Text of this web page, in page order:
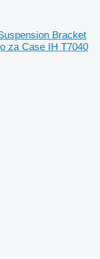
Bracket
za Case IH T7040